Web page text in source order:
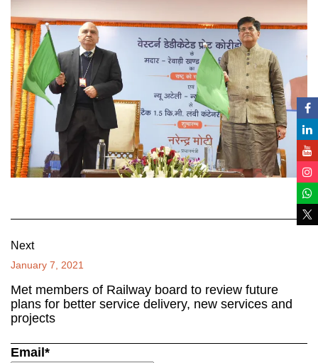
Next
January 7, 2021
Met members of Railway board to review future
plans for better service delivery, new services and
projects
Email*